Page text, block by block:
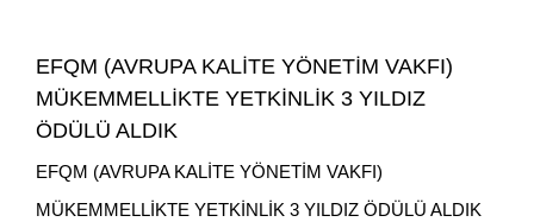
EFQM (AVRUPA KALİTE YÖNETİM VAKFI)
MÜKEMMELLİKTE YETKİNLİK 3 YILDIZ
ÖDÜLÜ ALDIK
EFQM (AVRUPA KALİTE YÖNETİM VAKFI)
MÜKEMMELLİKTE YETKİNLİK 3 YILDIZ ÖDÜLÜ ALDIK